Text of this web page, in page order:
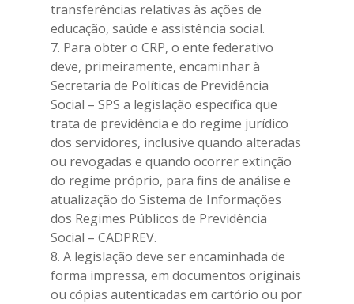
transferências relativas às ações de
educação, saúde e assistência social.
7. Para obter o CRP, o ente federativo
deve, primeiramente, encaminhar à
Secretaria de Políticas de Previdência
Social – SPS a legislação específica que
trata de previdência e do regime jurídico
dos servidores, inclusive quando alteradas
ou revogadas e quando ocorrer extinção
do regime próprio, para fins de análise e
atualização do Sistema de Informações
dos Regimes Públicos de Previdência
Social – CADPREV.
8. A legislação deve ser encaminhada de
forma impressa, em documentos originais
ou cópias autenticadas em cartório ou por